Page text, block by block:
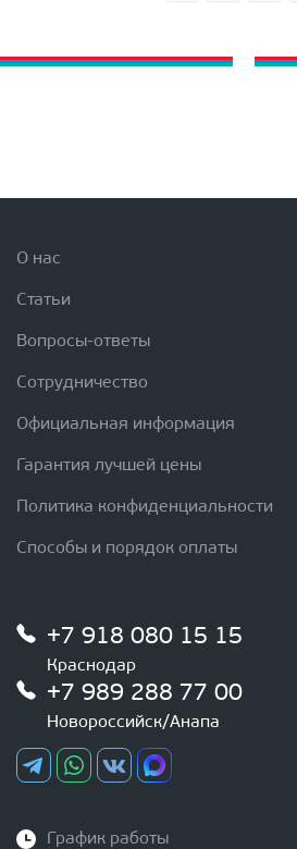
О нас
Статьи
Вопросы-ответы
Сотрудничество
Официальная информация
Гарантия лучшей цены
Политика конфиденциальности
Способы и порядок оплаты
+7 918 080 15 15
Краснодар
+7 989 288 77 00
Новороссийск/Анапа
График работы